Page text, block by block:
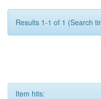
Results 1-1 of 1 (Search
Item hits: